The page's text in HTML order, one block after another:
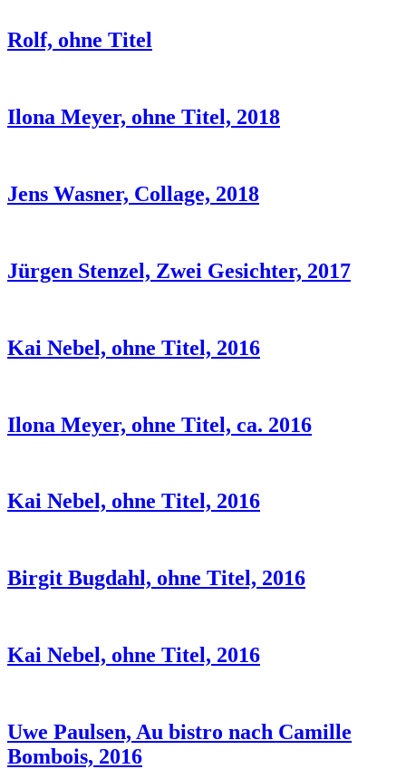
Rolf, ohne Titel
Ilona Meyer, ohne Titel, 2018
Jens Wasner, Collage, 2018
Jürgen Stenzel, Zwei Gesichter, 2017
Kai Nebel, ohne Titel, 2016
Ilona Meyer, ohne Titel, ca. 2016
Kai Nebel, ohne Titel, 2016
Birgit Bugdahl, ohne Titel, 2016
Kai Nebel, ohne Titel, 2016
Uwe Paulsen, Au bistro nach Camille
Bombois, 2016